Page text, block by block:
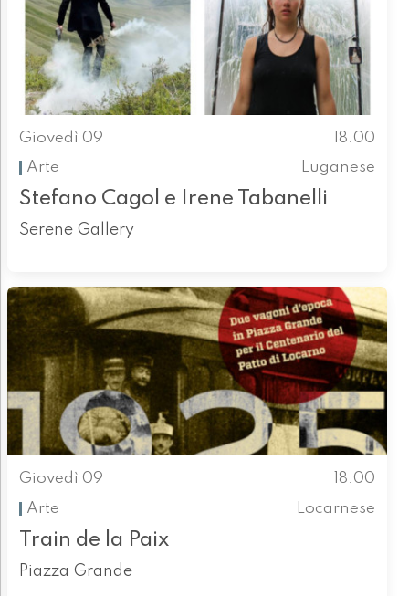
Giovedì 09
18.00
Arte
Luganese
Stefano Cagol e Irene Tabanelli
Serene Gallery
Giovedì 09
18.00
Arte
Locarnese
Train de la Paix
Piazza Grande